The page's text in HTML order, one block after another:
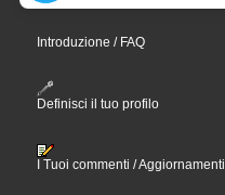
Introduzione / FAQ
Definisci il tuo profilo
I Tuoi commenti / Aggiornamenti